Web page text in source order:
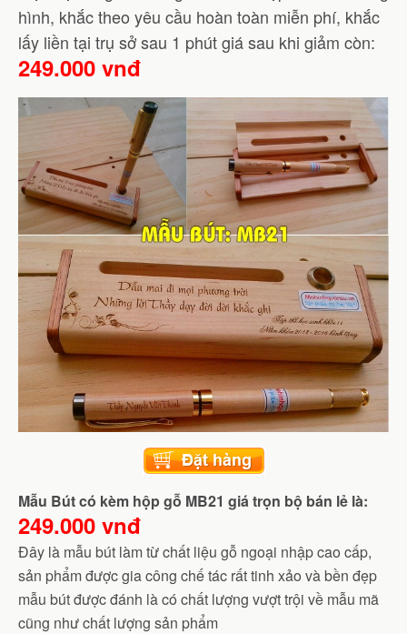
hình, khắc theo yêu cầu hoàn toàn miễn phí, khắc
lấy liền tại trụ sở sau 1 phút giá sau khi giảm còn:
249.000 vnđ
Mẫu Bút có kèm hộp gỗ MB21 giá trọn bộ bán lẻ là:
249.000 vnđ
Đây là mẫu bút làm từ chất liệu gỗ ngoại nhập cao cấp,
sản phẩm được gia công chế tác rất tinh xảo và bền đẹp
mẫu bút được đánh là có chất lượng vượt trội về mẫu mã
cũng như chất lượng sản phẩm